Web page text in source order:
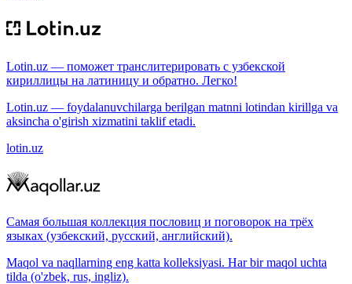
Lotin.uz — поможет транслитерировать с узбекской
кириллицы на латиницу и обратно. Легко!
Lotin.uz — foydalanuvchilarga berilgan matnni lotindan kirillga va
aksincha o'girish xizmatini taklif etadi.
lotin.uz
Самая большая коллекция пословиц и поговорок на трёх
языках (узбекский, русский, английский).
Maqol va naqllarning eng katta kolleksiyasi. Har bir maqol uchta
tilda (o'zbek, rus, ingliz).